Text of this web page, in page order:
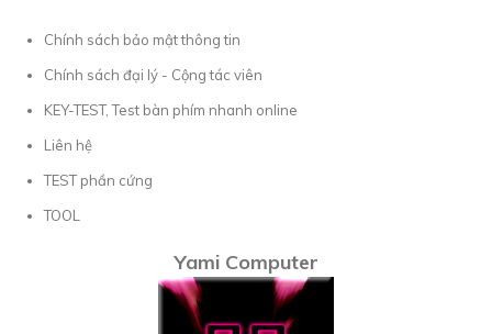
Chính sách bảo mật thông tin
Chính sách đại lý - Cộng tác viên
KEY-TEST, Test bàn phím nhanh online
Liên hệ
TEST phần cứng
TOOL
Yami Computer